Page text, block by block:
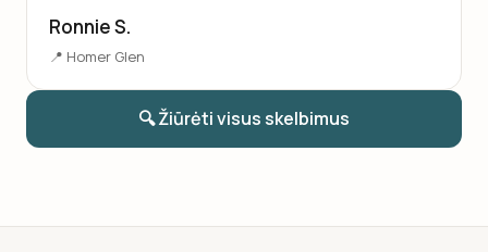
Ronnie S.
📍 Homer Glen
🔍 Žiūrėti visus skelbimus